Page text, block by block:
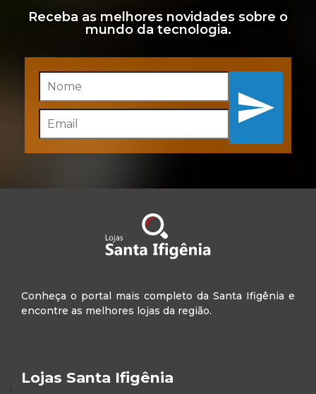
Receba as melhores novidades sobre o
mundo da tecnologia.
Inscreva-se
Conheça o portal mais completo da Santa Ifigênia e
encontre as melhores lojas da região.
Lojas Santa Ifigênia